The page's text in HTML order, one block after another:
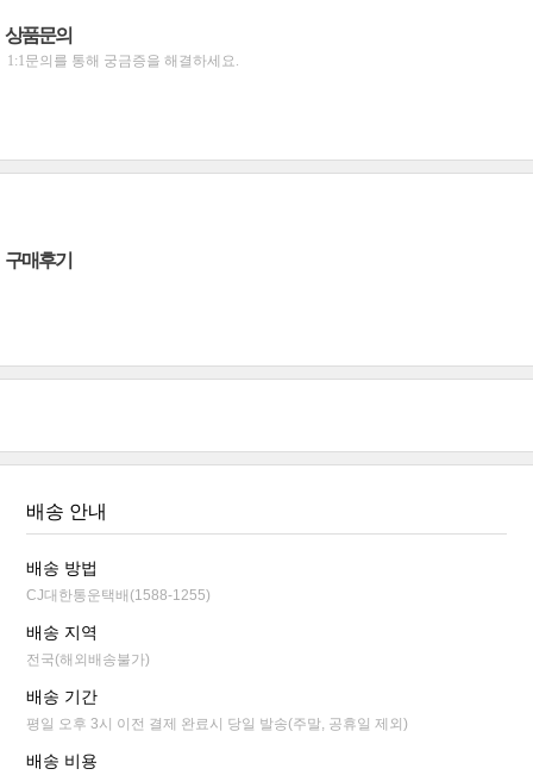
상품문의
1:1문의를 통해 궁금증을 해결하세요.
구매후기
배송 안내
배송 방법
CJ대한통운택배(1588-1255)
배송 지역
전국(해외배송불가)
배송 기간
평일 오후 3시 이전 결제 완료시 당일 발송(주말, 공휴일 제외)
배송 비용